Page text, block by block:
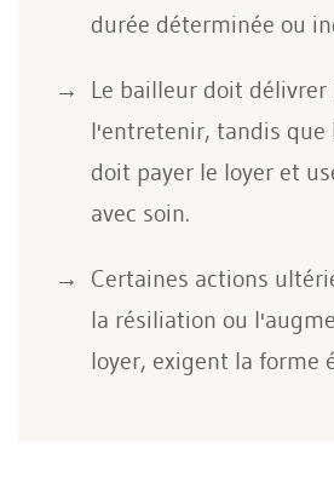
durée déterminée ou
Le bailleur doit délivrer
l'entretenir, tandis que
doit payer le loyer et
avec soin.
Certaines actions
la résiliation ou
loyer, exigent la forme